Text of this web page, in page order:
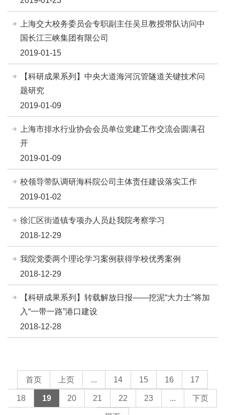
上海交大校务委员会专职副主任吴旦教授带队访问中
国长江三峡集团有限公司
2019-01-15
【科研成果系列】中央大道海河沉管隧道关键技术问
题研究
2019-01-09
上海市排水行业协会会员单位党建工作交流会圆满召
开
2019-01-09
校领导带队调研海科院公司主体责任建设落实工作
2019-01-02
徐汇区街道镇专项办人员赴我院考察学习
2018-12-29
我院党委两个理论学习案例获得学校优秀案例
2018-12-29
【科研成果系列】转载解放日报——挖泥“大力士”将加
入“一带一路”港口建设
2018-12-28
首页 上页 ... 14 15 16 17
18 19 20 21 22 23 ... 下页